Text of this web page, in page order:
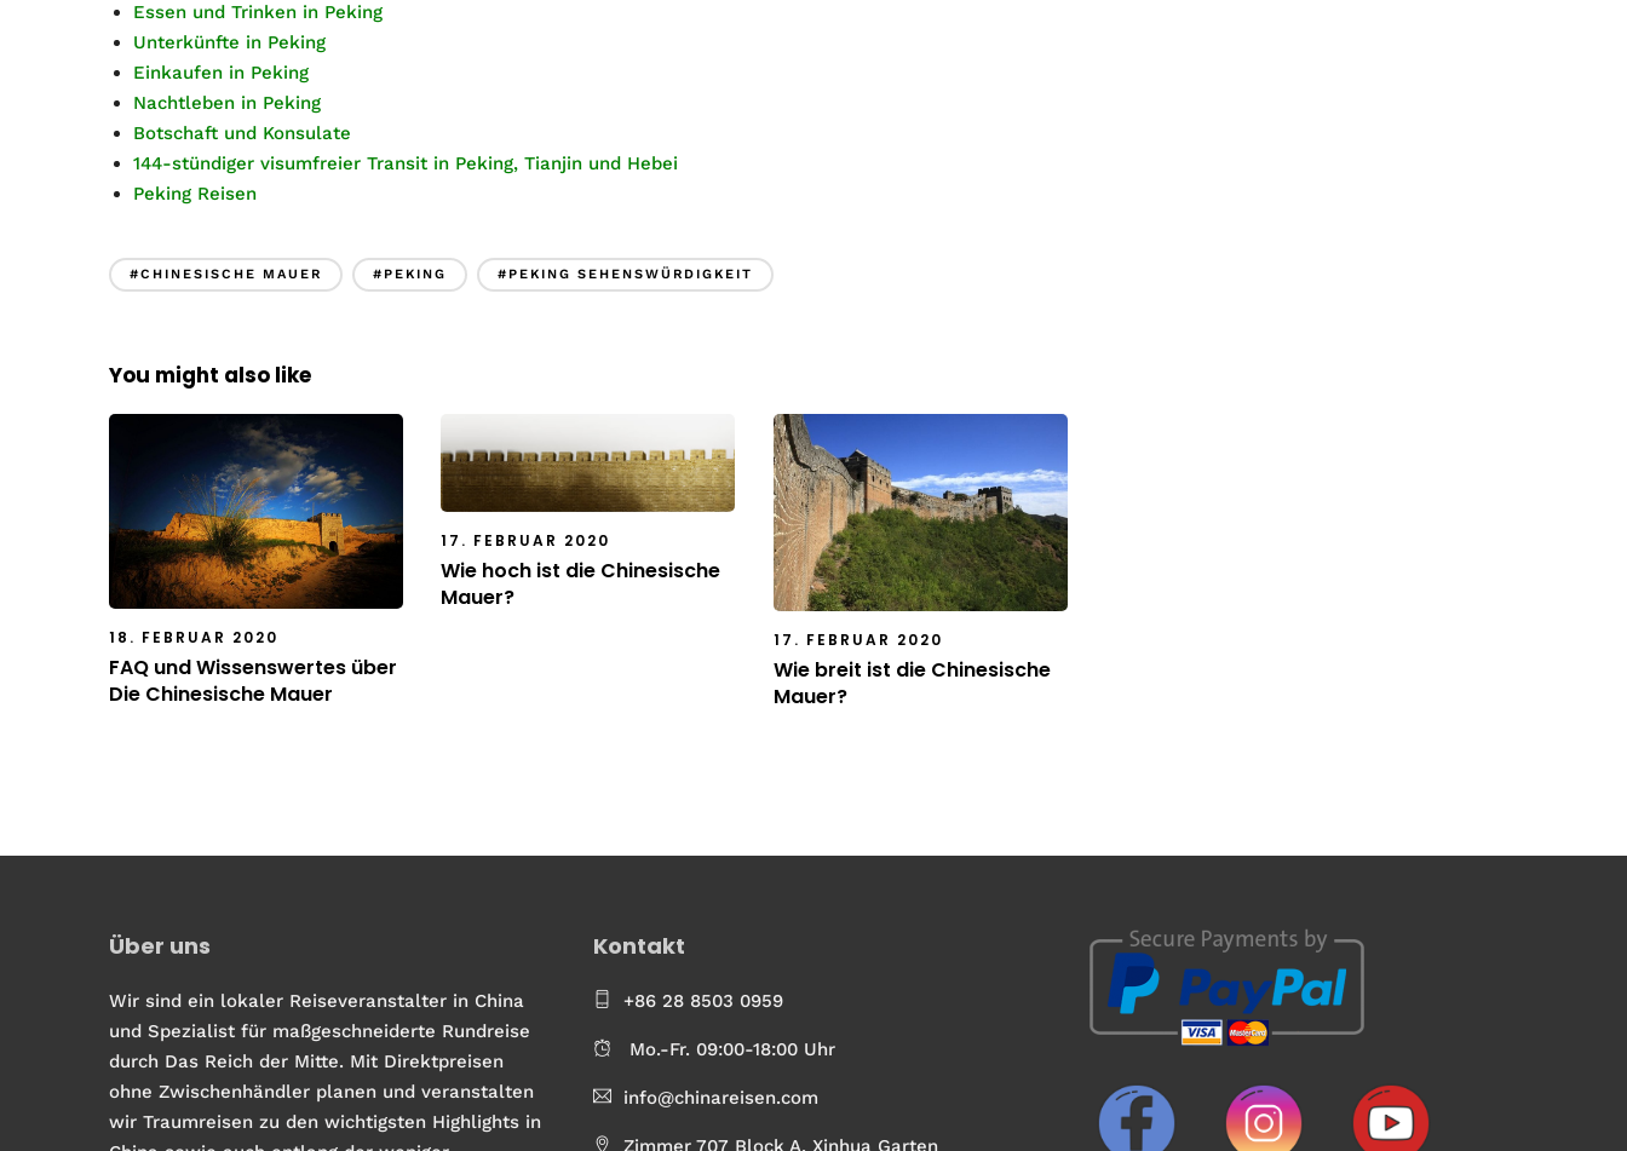
Essen und Trinken in Peking
Unterkünfte in Peking
Einkaufen in Peking
Nachtleben in Peking
Botschaft und Konsulate
144-stündiger visumfreier Transit in Peking, Tianjin und Hebei
Peking Reisen
#CHINESISCHE MAUER #PEKING #PEKING SEHENSWÜRDIGKEIT
You might also like
18. FEBRUAR 2020
FAQ und Wissenswertes über
Die Chinesische Mauer
17. FEBRUAR 2020
Wie hoch ist die Chinesische
Mauer?
17. FEBRUAR 2020
Wie breit ist die Chinesische
Mauer?
Über uns
Wir sind ein lokaler Reiseveranstalter in China
und Spezialist für maßgeschneiderte Rundreise
durch Das Reich der Mitte. Mit Direktpreisen
ohne Zwischenhändler planen und veranstalten
wir Traumreisen zu den wichtigsten Highlights in
Kontakt
+86 28 8503 0959
Mo.-Fr. 09:00-18:00 Uhr
info@chinareisen.com
Zimmer 707 Block A, Xinhua Garten